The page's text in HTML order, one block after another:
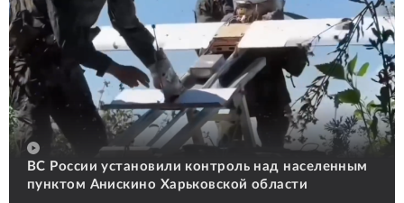
ВС России установили контроль над населенным
пунктом Анискино Харьковской области